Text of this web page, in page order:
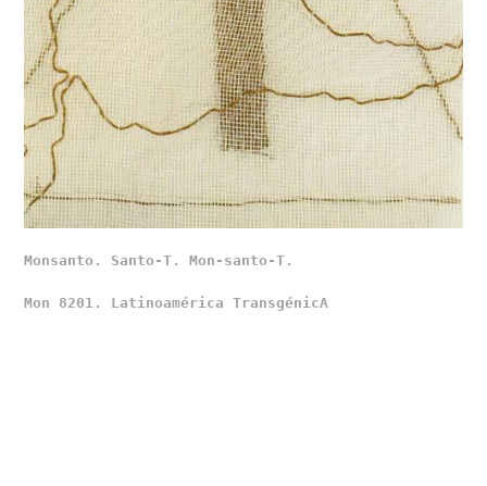
Monsanto. Santo-T. Mon-santo-T.
Mon 8201. Latinoamérica TransgénicA